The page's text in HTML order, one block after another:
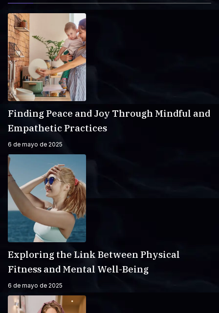
Finding Peace and Joy Through Mindful and
Empathetic Practices
6 de mayo de 2025
Exploring the Link Between Physical
Fitness and Mental Well-Being
6 de mayo de 2025